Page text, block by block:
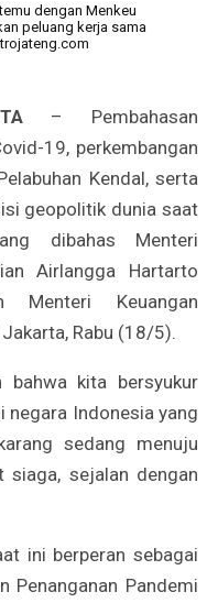
dengan Menkeu
peluang kerja sama
– Pembahasan
19, perkembangan
Kendal, serta
geopolitik dunia saat
dibahas Menteri
Airlangga Hartarto
Menteri Keuangan
Rabu (18/5).
bahwa kita bersyukur
Indonesia yang
sedang menuju
siaga, sejalan dengan
ini berperan sebagai
Penanganan Pandemi